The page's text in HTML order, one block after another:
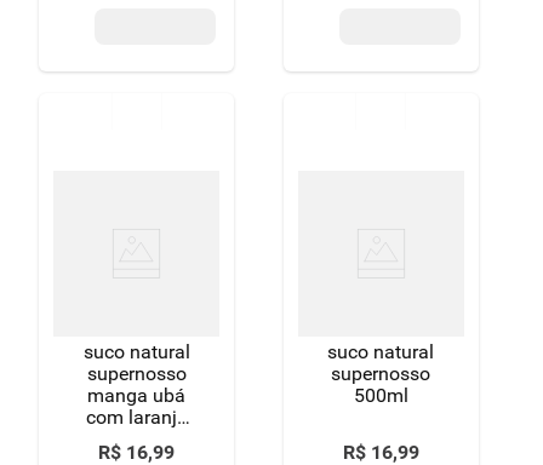
suco natural
supernosso
manga ubá
com laranja
500ml
R$ 16,99
suco natural
supernosso
500ml
R$ 16,99